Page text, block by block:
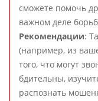
сможете помочь
важном деле
Рекомендации:
(например, из
того, что могут
бдительны,
распознать